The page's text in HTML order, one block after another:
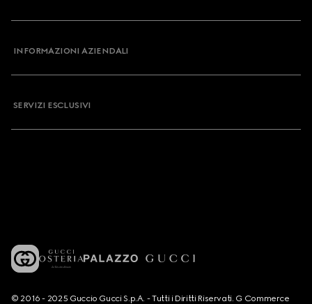
INFORMAZIONI AZIENDALI
SERVIZI ESCLUSIVI
© 2016 - 2025 Guccio Gucci S.p.A. - Tutti i Diritti Riservati. G Commerce